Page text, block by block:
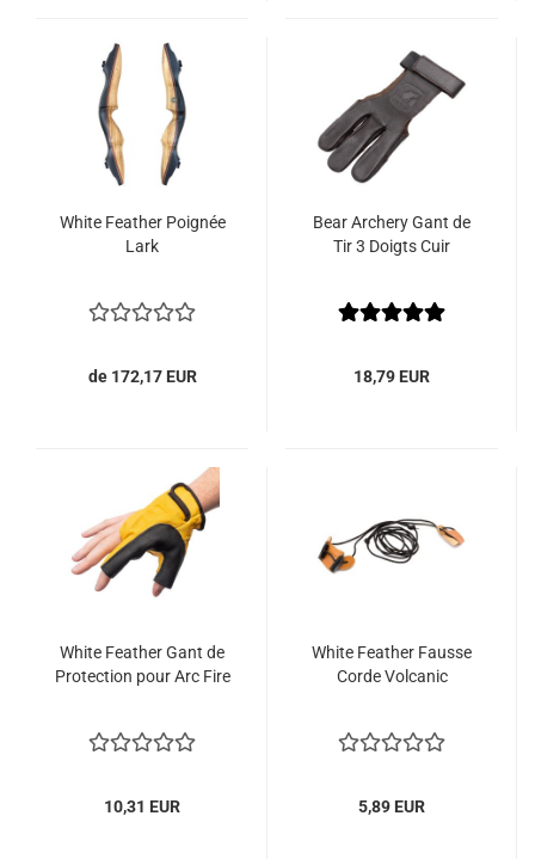
White Feather Poignée
Lark
de 172,17 EUR
Bear Archery Gant de
Tir 3 Doigts Cuir
18,79 EUR
White Feather Gant de
Protection pour Arc Fire
10,31 EUR
White Feather Fausse
Corde Volcanic
5,89 EUR